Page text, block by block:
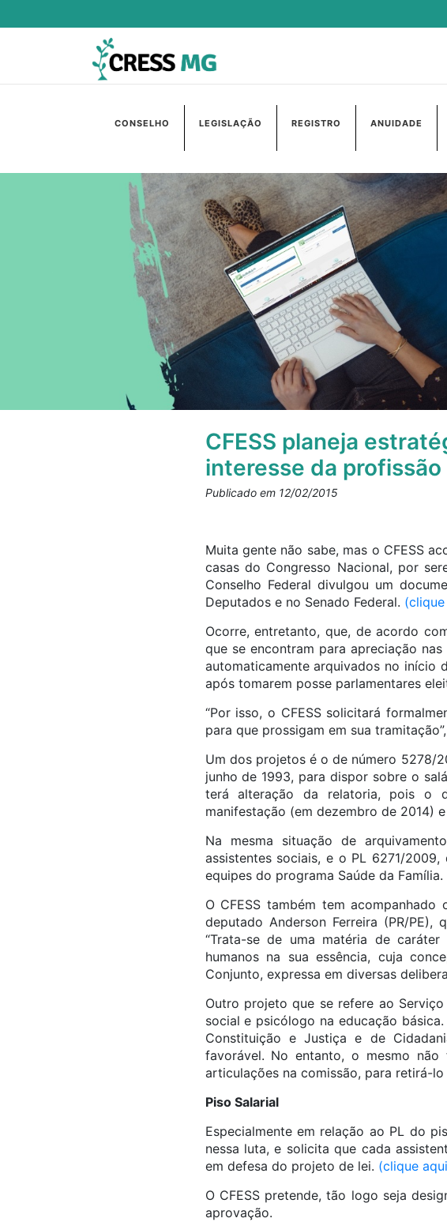
CONSELHO LEGISLAÇÃO REGISTRO ANUIDADE
CFESS planeja
interesse da profissão
Publicado em 12/02/2015
Muita gente não sabe, mas o CFESS
casas do Congresso Nacional, por
Conselho Federal divulgou um
Deputados e no Senado Federal.
Ocorre, entretanto, que, de acordo
que se encontram para apreciação
automaticamente arquivados no início
após tomarem posse parlamentares
“Por isso, o CFESS solicitará
para que prossigam em sua
Um dos projetos é o de número 5278/
junho de 1993, para dispor sobre o
terá alteração da relatoria, pois o
manifestação (em dezembro de 2014)
Na mesma situação de
assistentes sociais, e o PL 6271/
equipes do programa Saúde da Família.
O CFESS também tem
deputado Anderson Ferreira (PR/
“Trata-se de uma matéria de
humanos na sua essência, cuja
Conjunto, expressa em diversas
Outro projeto que se refere ao
social e psicólogo na educação
Constituição e Justiça e de
favorável. No entanto, o mesmo
articulações na comissão, para retirá-
Piso Salarial
Especialmente em relação ao PL do
nessa luta, e solicita que cada
em defesa do projeto de lei. (clique
O CFESS pretende, tão logo seja
aprovação.